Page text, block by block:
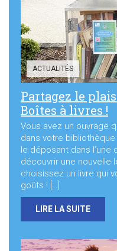
ACTUALITÉS
Partagez le
Boîtes à livres !
Vous avez un ouvrage
dans votre
le déposant dans
découvrir une nouvelle
choisissez un livre qui
goûts ! […]
LIRE LA SUITE